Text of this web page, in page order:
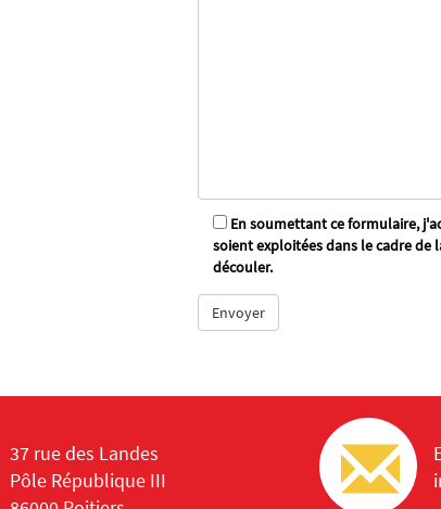
En soumettant ce formulaire,
soient exploitées dans le cadre
découler.
37 rue des Landes
Pôle République III